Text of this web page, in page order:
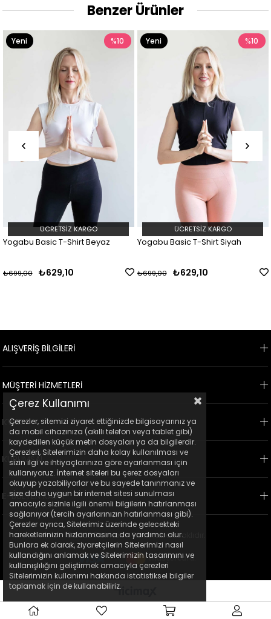
Benzer Ürünler
Basic T-Shirt Beyaz
₺629,10
%10
ÜCRETSIZ KARGO
Yeni
Yogabu Basic T-Shirt Siyah
₺629,10
₺699,00
%10
ÜCRETSIZ KARGO
Yeni
ALIŞVERİŞ BİLGİLERİ
MÜŞTERİ HİZMETLERİ
KVKK
KURUMSAL
E-BÜLTEN KAYIT
© 2023 Ticimax - Tüm hakları saklıdır.
Çerez Kullanımı
Çerezler, sitemizi ziyaret ettiğinizde bilgisayarınız ya
da mobil cihazınıza (akıllı telefon veya tablet gibi)
kaydedilen küçük metin dosyaları ya da bilgilerdir.
Çerezleri, Sitelerimizin daha kolay kullanılması ve
sizin ilgi ve ihtiyaçlarınıza göre ayarlanması için
kullanıyoruz. İnternet siteleri bu çerez dosyaları
okuyup yazabiliyorlar ve bu sayede tanınmanız ve
size daha uygun bir internet sitesi sunulması
amacıyla sizinle ilgili önemli bilgilerin hatırlanması
sağlanıyor (tercih ayarlarınızın hatırlanması gibi).
Çerezler ayrıca, Sitelerimiz üzerinde gelecekteki
hareketlerinizin hızlanmasına da yardımcı olur.
Bunlara ek olarak, ziyaretçilerin Sitelerimizi nasıl
kullandığını anlamak ve Sitelerimizin tasarımını ve
kullanışlılığını geliştirmek amacıyla çerezleri
Sitelerimizin kullanımı hakkında istatistiksel bilgiler
toplamak için de kullanabiliriz.